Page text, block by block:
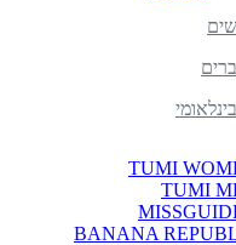
TUMI
TUMI
BANANA